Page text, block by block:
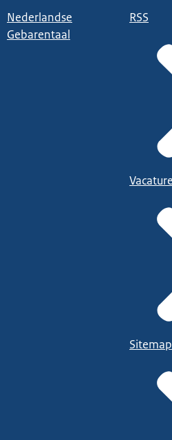
Nederlandse
Gebarentaal
RSS
Sitemap